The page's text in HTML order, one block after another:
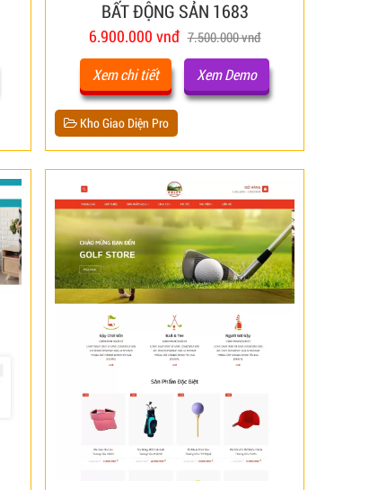
BẤT ĐỘNG SẢN 1683
6.900.000 vnđ 7.500.000 vnđ
Xem chi tiết Xem Demo
Kho Giao Diện Pro